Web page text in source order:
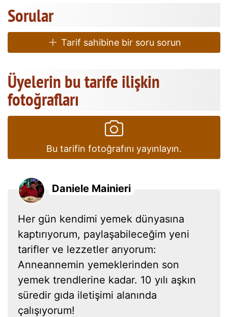
Sorular
Tarif sahibine bir soru sorun
Üyelerin bu tarife ilişkin
fotoğrafları
Bu tarifin fotoğrafını yayınlayın.
Daniele Mainieri
Her gün kendimi yemek dünyasına
kaptırıyorum, paylaşabileceğim yeni
tarifler ve lezzetler arıyorum:
Anneannemin yemeklerinden son
yemek trendlerine kadar. 10 yılı aşkın
süredir gıda iletişimi alanında
çalışıyorum!